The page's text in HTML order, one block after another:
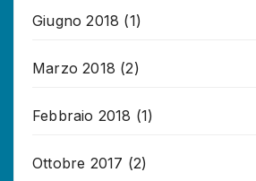
Giugno 2018 (1)
Marzo 2018 (2)
Febbraio 2018 (1)
Ottobre 2017 (2)